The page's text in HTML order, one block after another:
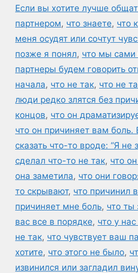
Если вы хотите лучше
партнером, что знаете, что
меня осудят или сочтут
позже я понял, что мы сами
партнеры будем говорить
начала, что не так, что не
люди редко злятся без
концов, что он
что он причиняет вам
сказать что-то вроде: “Я не
сделал что-то не так, что
она заметила, что они
то скрывают, что причинил
причиняет мне боль, что ты
вас все в порядке, что у нас
не так, что чувствует ваш
хотите, что этого не было,
извинился или загладил